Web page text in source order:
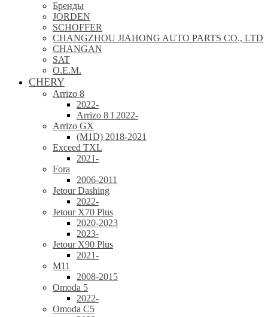
Бренды
JORDEN
SCHOFFER
CHANGZHOU JIAHONG AUTO PARTS CO., LTD
CHANGAN
SAT
O.E.M.
CHERY
Arrizo 8
2022-
Arrizo 8 I 2022-
Arrizo GX
(M1D) 2018-2021
Exceed TXL
2021-
Fora
2006-2011
Jetour Dashing
2022-
Jetour X70 Plus
2020-2023
2023-
Jetour X90 Plus
2021-
M11
2008-2015
Omoda 5
2022-
Omoda C5